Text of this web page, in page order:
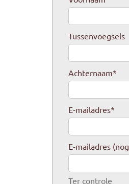
Tussenvoegsels
Achternaam*
E-mailadres*
E-mailadres
Ter controle